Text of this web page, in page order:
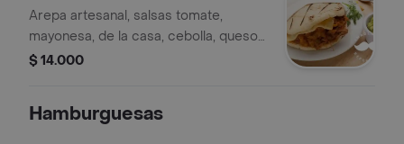
Arepa artesanal, salsas tomate,
mayonesa, de la casa, cebolla, queso
costeño, salchicha suiza, chorizo,
$ 14.000
Hamburguesas